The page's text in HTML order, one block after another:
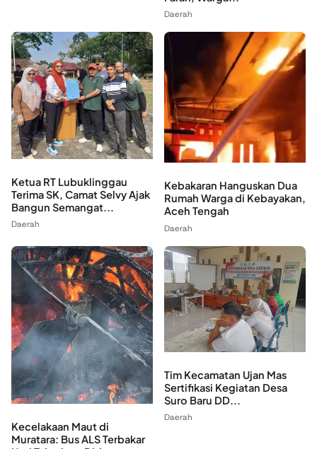
Daerah
Ketua RT Lubuklinggau
Terima SK, Camat Selvy Ajak
Bangun Semangat...
Daerah
Kebakaran Hanguskan Dua
Rumah Warga di Kebayakan,
Aceh Tengah
Daerah
Kecelakaan Maut di
Muratara: Bus ALS Terbakar
Tim Kecamatan Ujan Mas
Sertifikasi Kegiatan Desa
Suro Baru DD...
Daerah